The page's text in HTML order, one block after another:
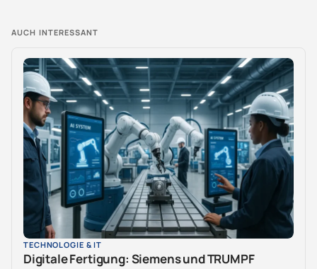
AUCH INTERESSANT
TECHNOLOGIE & IT
Digitale Fertigung: Siemens und TRUMPF